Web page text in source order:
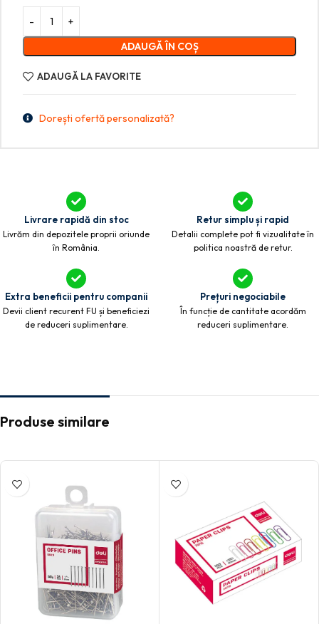
ADAUGĂ ÎN COȘ
ADAUGĂ LA FAVORITE
Dorești ofertă personalizată?
Livrare rapidă din stoc
Livrăm din depozitele proprii oriunde
în România.
Retur simplu și rapid
Detalii complete pot fi vizualitate în
politica noastră de retur.
Extra beneficii pentru companii
Devii client recurent FU și beneficiezi
de reduceri suplimentare.
Prețuri negociabile
În funcție de cantitate acordăm
reduceri suplimentare.
Produse similare